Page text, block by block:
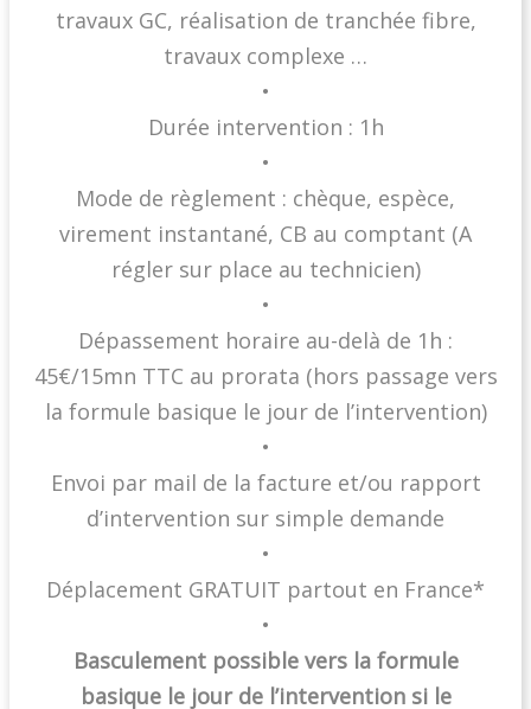
travaux GC, réalisation de tranchée fibre,
travaux complexe …
•
Durée intervention : 1h
•
Mode de règlement : chèque, espèce,
virement instantané, CB au comptant (A
régler sur place au technicien)
•
Dépassement horaire au-delà de 1h :
45€/15mn TTC au prorata (hors passage vers
la formule basique le jour de l’intervention)
•
Envoi par mail de la facture et/ou rapport
d’intervention sur simple demande
•
Déplacement GRATUIT partout en France*
•
Basculement possible vers la formule
basique le jour de l’intervention si le